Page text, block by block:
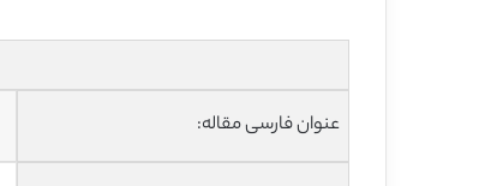
عنوان فارسی مقاله: